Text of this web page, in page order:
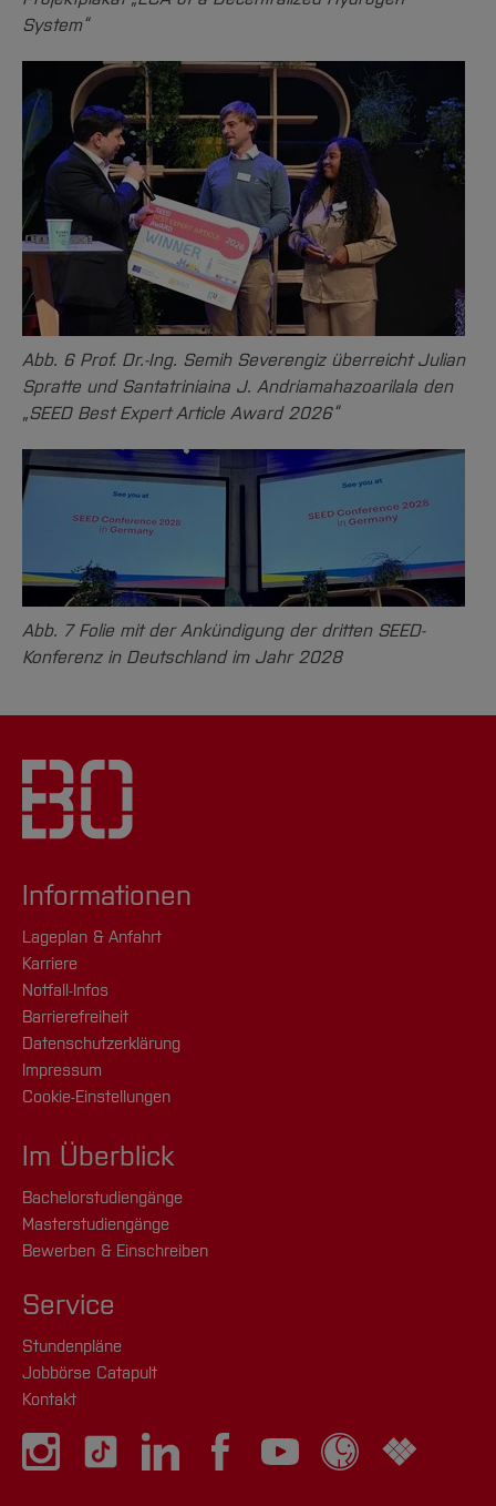
System“
Abb. 6 Prof. Dr.-Ing. Semih Severengiz überreicht Julian
Spratte und Santatriniaina J. Andriamahazoarilala den
„SEED Best Expert Article Award 2026“
Abb. 7 Folie mit der Ankündigung der dritten SEED-
Konferenz in Deutschland im Jahr 2028
Informationen
Lageplan & Anfahrt
Karriere
Notfall-Infos
Barrierefreiheit
Datenschutzerklärung
Impressum
Cookie-Einstellungen
Im Überblick
Bachelorstudiengänge
Masterstudiengänge
Bewerben & Einschreiben
Service
Stundenpläne
Jobbörse Catapult
Kontakt